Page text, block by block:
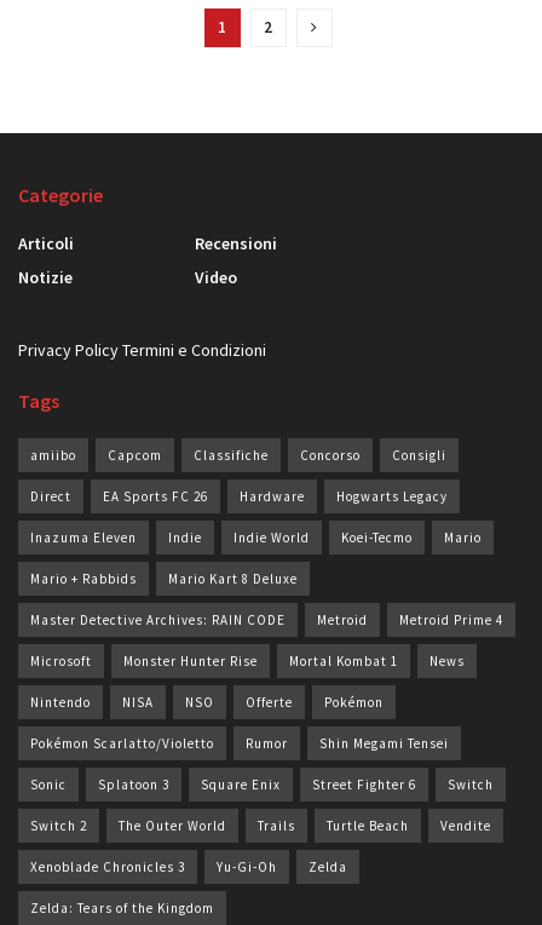
1 2
Categorie
Articoli
Notizie
Recensioni
Video
Privacy PolicyTermini e Condizioni
Tags
amiibo Capcom Classifiche Concorso Consigli
Direct EA Sports FC 26 Hardware Hogwarts Legacy
Inazuma Eleven Indie Indie World Koei-Tecmo Mario
Mario + Rabbids Mario Kart 8 Deluxe
Master Detective Archives: RAIN CODE Metroid Metroid Prime 4
Microsoft Monster Hunter Rise Mortal Kombat 1 News
Nintendo NISA NSO Offerte Pokémon
Pokémon Scarlatto/Violetto Rumor Shin Megami Tensei
Sonic Splatoon 3 Square Enix Street Fighter 6 Switch
Switch 2 The Outer World Trails Turtle Beach Vendite
Xenoblade Chronicles 3 Yu-Gi-Oh Zelda
Zelda: Tears of the Kingdom